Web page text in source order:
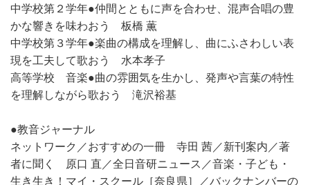
中学校第２学年●仲間とともに声を合わせ、混声合唱の豊
かな響きを味わおう 板橋 薫
中学校第３学年●楽曲の構成を理解し、曲にふさわしい表
現を工夫して歌おう 水本孝子
高等学校 音楽●曲の雰囲気を生かし、発声や言葉の特性
を理解しながら歌おう 滝沢裕基
●教音ジャーナル
ネットワーク／おすすめの一冊 寺田 茜／新刊案内／著
者に聞く 原口 直／全日音研ニュース／音楽・子ども・
生き生き！マイ・スクール［奈良県］／バックナンバーの